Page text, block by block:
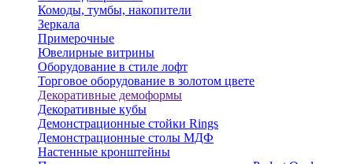
Комоды, тумбы, накопители
Зеркала
Примерочные
Ювелирные витрины
Оборудование в стиле лофт
Торговое оборудование в золотом цвете
Декоративные демоформы
Декоративные кубы
Демонстрационные стойки Rings
Демонстрационные столы МДФ
Настенные кронштейны